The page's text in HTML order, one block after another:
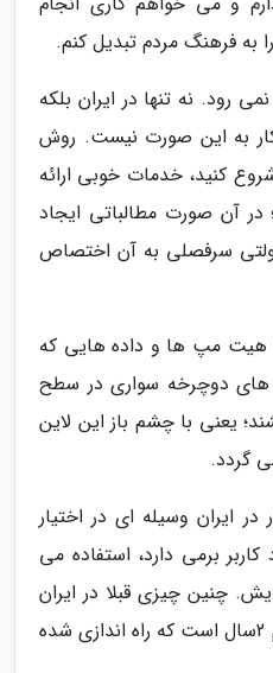
به فرهنگ مردم تبدیل کنم.
رود. نه تنها در ایران بلکه
به این صورت نیست. روش
کنید، خدمات خوبی ارائه
در آن صورت مطالباتی ایجاد
سرفصلی به آن اختصاص
هیت مپ ها و داده هایی که
های دوچرخه سواری در سطح
یعنی با چشم باز این لاین
گردد.
ایران وسیله ای در اختیار
برمی دارد، استفاده می
چنین چیزی قبلا در ایران
نبود و مثلا در خود آمریکا هم 2سال است که راه اندازی شده